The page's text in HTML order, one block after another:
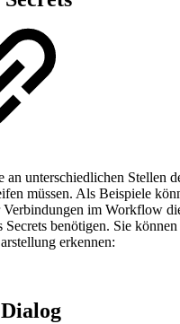
an unterschiedlichen Stellen
müssen. Als Beispiele
im Workflow
benötigen. Sie können
erkennen: